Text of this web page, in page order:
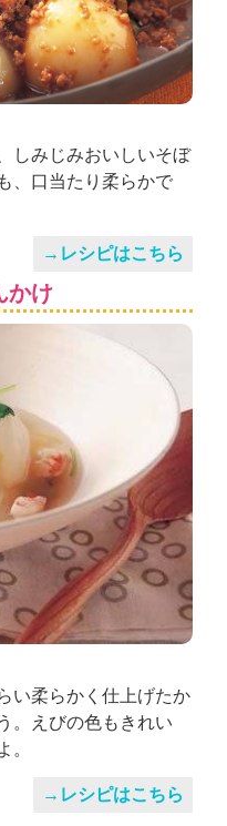
しみじみおいしいそぼ
、口当たり柔らかで
→レシピはこちら
かけ
い柔らかく仕上げたか
。えびの色もきれい
。
→レシピはこちら